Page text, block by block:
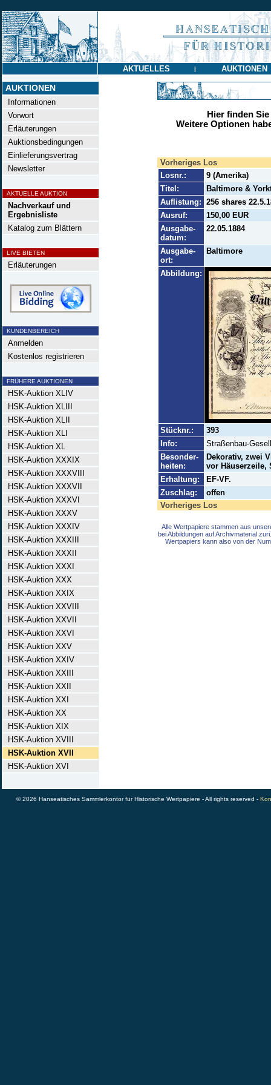
AKTUELLES | AUKTIONEN
AUKTIONEN
Informationen
Vorwort
Erläuterungen
Auktionsbedingungen
Einlieferungsvertrag
Newsletter
AKTUELLE AUKTION
Nachverkauf und
Ergebnisliste
Katalog zum Blättern
LIVE BIETEN
Erläuterungen
KUNDENBEREICH
Anmelden
Kostenlos registrieren
FRÜHERE AUKTIONEN
HSK-Auktion XLIV
HSK-Auktion XLIII
HSK-Auktion XLII
HSK-Auktion XLI
HSK-Auktion XL
HSK-Auktion XXXIX
HSK-Auktion XXXVIII
HSK-Auktion XXXVII
HSK-Auktion XXXVI
HSK-Auktion XXXV
HSK-Auktion XXXIV
HSK-Auktion XXXIII
HSK-Auktion XXXII
HSK-Auktion XXXI
HSK-Auktion XXX
HSK-Auktion XXIX
HSK-Auktion XXVIII
HSK-Auktion XXVII
HSK-Auktion XXVI
HSK-Auktion XXV
HSK-Auktion XXIV
HSK-Auktion XXIII
HSK-Auktion XXII
HSK-Auktion XXI
HSK-Auktion XX
HSK-Auktion XIX
HSK-Auktion XVIII
HSK-Auktion XVII
HSK-Auktion XVI
Hier finden
Weitere Optionen
Vorheriges Los
Losnr.:
9 (Amerika)
Titel:
Baltimore &
Auflistung: 256 shares
Ausruf:
150,00 EUR
Ausgabe-
datum:
22.05.1884
Ausgabe-
ort:
Baltimore
Abbildung:
Stücknr.:
393
Info:
Straßenbau-
Besonder-
heiten:
Dekorativ, zwei
vor Häuserzeile,
Erhaltung:
EF-VF.
Zuschlag:
offen
Vorheriges Los
Alle Wertpapiere stammen aus
bei Abbildungen auf Archivmaterial
Wertpapiers kann also von der
© 2026 Hanseatisches Sammlerkontor für Historische Wertpapiere - All rights reserved -